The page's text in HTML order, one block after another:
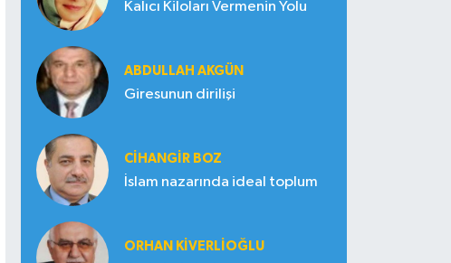
Kalıcı Kiloları Vermenin Yolu
ABDULLAH AKGÜN
Giresunun dirilişi
CIHANGIR BOZ
İslam nazarında ideal toplum
ORHAN KIVERLIOĞLU